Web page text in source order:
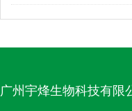
广州宇烽生物科技有限